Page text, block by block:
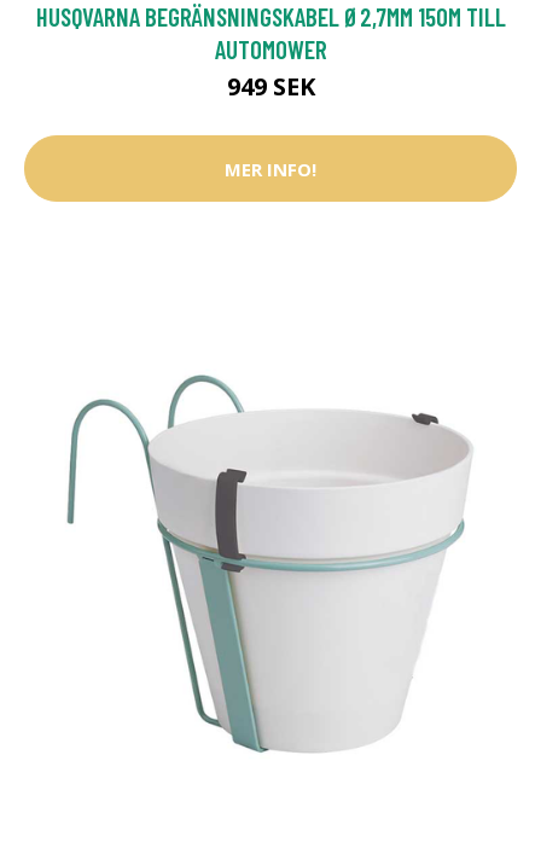
HUSQVARNA BEGRÄNSNINGSKABEL Ø2,7MM 150M TILL
AUTOMOWER
949 SEK
MER INFO!